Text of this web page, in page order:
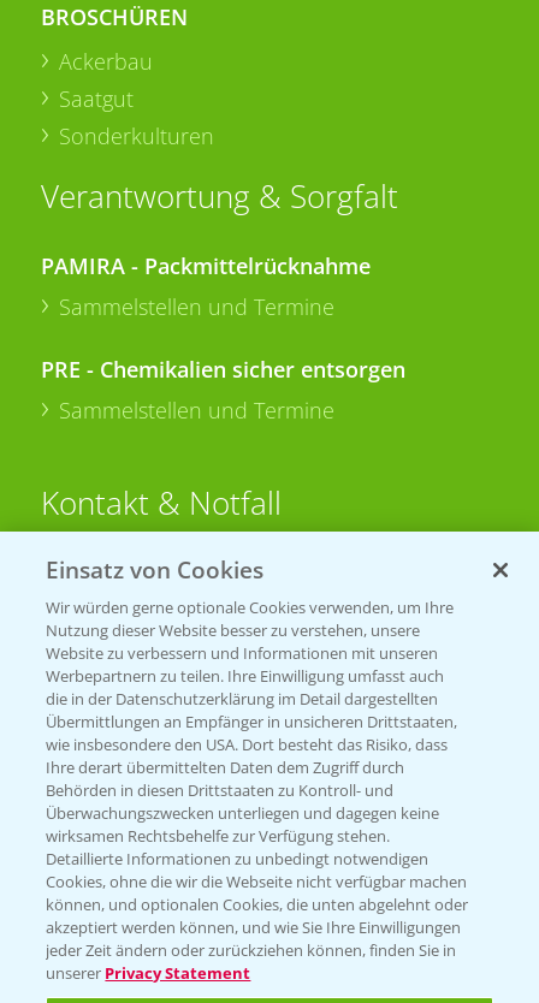
BROSCHÜREN
Ackerbau
Saatgut
Sonderkulturen
Verantwortung & Sorgfalt
PAMIRA - Packmittelrücknahme
Sammelstellen und Termine
PRE - Chemikalien sicher entsorgen
Sammelstellen und Termine
Kontakt & Notfall
Beratung auf WhatsApp
T.+49 (0)174 346 564 1
KONTAKT
Hilfe in Notfällen
T.+49 (0)214/30-20220
Folgen Sie uns
Einsatz von Cookies
Wir würden gerne optionale Cookies verwenden, um Ihre
Nutzung dieser Website besser zu verstehen, unsere
Website zu verbessern und Informationen mit unseren
Werbepartnern zu teilen. Ihre Einwilligung umfasst auch
die in der Datenschutzerklärung im Detail dargestellten
Übermittlungen an Empfänger in unsicheren Drittstaaten,
wie insbesondere den USA. Dort besteht das Risiko, dass
Ihre derart übermittelten Daten dem Zugriff durch
Behörden in diesen Drittstaaten zu Kontroll- und
Überwachungszwecken unterliegen und dagegen keine
wirksamen Rechtsbehelfe zur Verfügung stehen.
Detaillierte Informationen zu unbedingt notwendigen
Cookies, ohne die wir die Webseite nicht verfügbar machen
können, und optionalen Cookies, die unten abgelehnt oder
akzeptiert werden können, und wie Sie Ihre Einwilligungen
jeder Zeit ändern oder zurückziehen können, finden Sie in
unserer Privacy Statement